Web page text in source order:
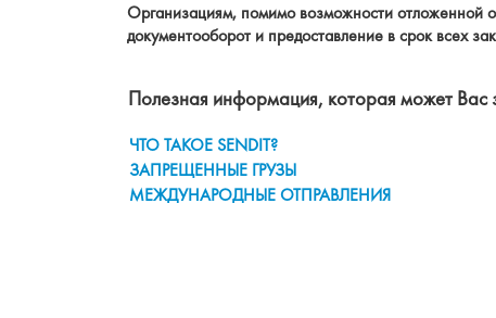
Организациям, помимо возможности отложенной
документооборот и предоставление в срок всех
Полезная информация, которая может Вас
ЧТО ТАКОЕ SENDIT?
ЗАПРЕЩЕННЫЕ ГРУЗЫ
МЕЖДУНАРОДНЫЕ ОТПРАВЛЕНИЯ